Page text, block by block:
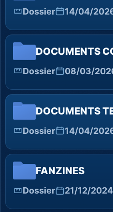
Dossier 14/04/
DOCUMENTS
Dossier 08/03/
DOCUMENTS
Dossier 14/04/
FANZINES
Dossier 21/12/2024